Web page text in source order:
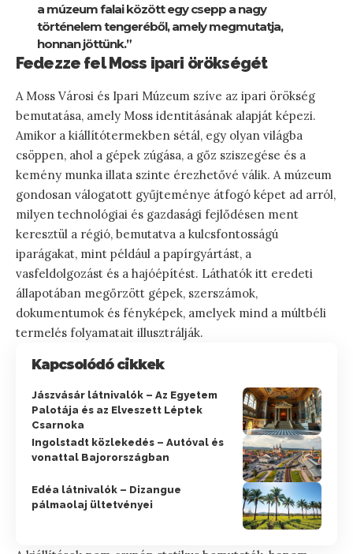
a múzeum falai között egy csepp a nagy
történelem tengeréből, amely megmutatja,
honnan jöttünk.”
Fedezze fel Moss ipari örökségét
A Moss Városi és Ipari Múzeum szíve az ipari örökség
bemutatása, amely Moss identitásának alapját képezi.
Amikor a kiállítótermekben sétál, egy olyan világba
csöppen, ahol a gépek zúgása, a gőz sziszegése és a
kemény munka illata szinte érezhetővé válik. A múzeum
gondosan válogatott gyűjteménye átfogó képet ad arról,
milyen technológiai és gazdasági fejlődésen ment
keresztül a régió, bemutatva a kulcsfontosságú
iparágakat, mint például a papírgyártást, a
vasfeldolgozást és a hajóépítést. Láthatók itt eredeti
állapotában megőrzött gépek, szerszámok,
dokumentumok és fényképek, amelyek mind a múltbéli
termelés folyamatait illusztrálják.
Kapcsolódó cikkek
Jászvásár látnivalók – Az Egyetem
Palotája és az Elveszett Léptek
Csarnoka
Ingolstadt közlekedés – Autóval és
vonattal Bajorországban
Edéa látnivalók – Dizangue
pálmaolaj ültetvényei